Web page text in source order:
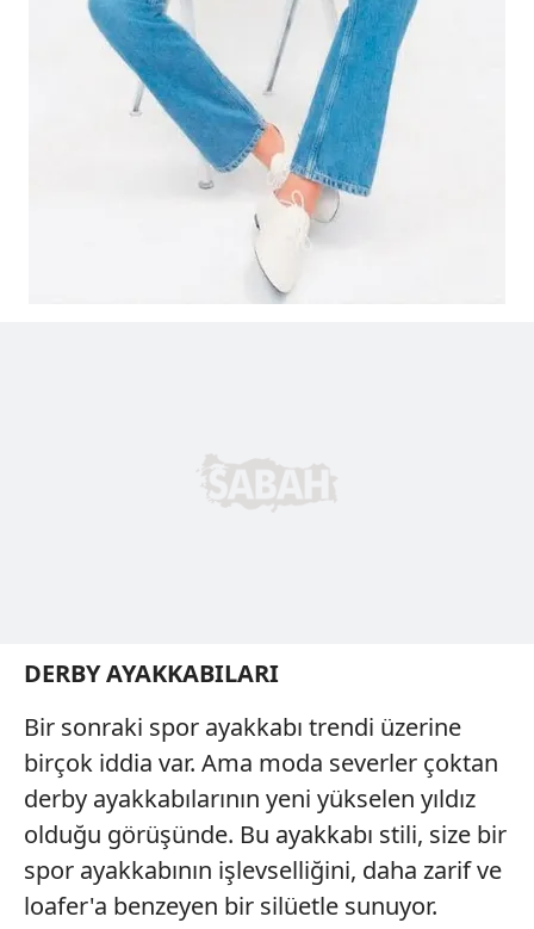
DERBY AYAKKABILARI
Bir sonraki spor ayakkabı trendi üzerine
birçok iddia var. Ama moda severler çoktan
derby ayakkabılarının yeni yükselen yıldız
olduğu görüşünde. Bu ayakkabı stili, size bir
spor ayakkabının işlevselliğini, daha zarif ve
loafer'a benzeyen bir silüetle sunuyor.